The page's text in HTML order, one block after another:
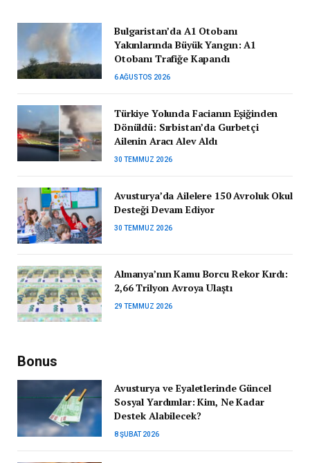
Bulgaristan’da A1 Otobanı
Yakınlarında Büyük Yangın: A1
Otobanı Trafiğe Kapandı
6 AĞUSTOS 2026
Türkiye Yolunda Facianın Eşiğinden
Dönüldü: Sırbistan’da Gurbetçi
Ailenin Aracı Alev Aldı
30 TEMMUZ 2026
Avusturya’da Ailelere 150 Avroluk Okul
Desteği Devam Ediyor
30 TEMMUZ 2026
Almanya’nın Kamu Borcu Rekor Kırdı:
2,66 Trilyon Avroya Ulaştı
29 TEMMUZ 2026
Bonus
Avusturya ve Eyaletlerinde Güncel
Sosyal Yardımlar: Kim, Ne Kadar
Destek Alabilecek?
8 ŞUBAT 2026